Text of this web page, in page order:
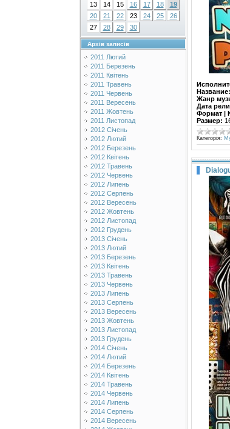
13
14 15 16 17 18
19
20
21 22 23 24 25
26
27
28 29 30
Архів записів
2011 Лютий
2011 Березень
2011 Квітень
2011 Травень
2011 Червень
2011 Вересень
2011 Жовтень
2011 Листопад
2012 Січень
2012 Лютий
2012 Березень
2012 Квітень
2012 Травень
2012 Червень
2012 Липень
2012 Серпень
2012 Вересень
2012 Жовтень
2012 Листопад
2012 Грудень
2013 Січень
2013 Лютий
2013 Березень
2013 Квітень
2013 Травень
2013 Червень
2013 Липень
2013 Серпень
2013 Вересень
2013 Жовтень
2013 Листопад
2013 Грудень
2014 Січень
2014 Лютий
2014 Березень
2014 Квітень
2014 Травень
2014 Червень
2014 Липень
2014 Серпень
2014 Вересень
Название:
Жанр
Дата
Формат |
Размер:
Категорія: